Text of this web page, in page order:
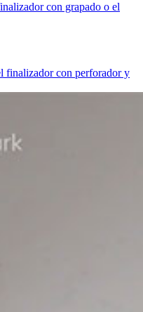
con grapado o el
finalizador con perforador y